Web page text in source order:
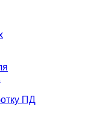
ПД